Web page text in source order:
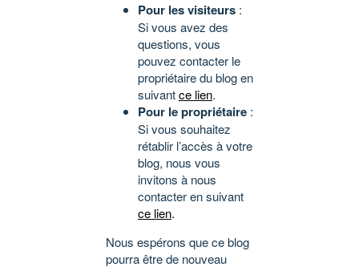
Pour les visiteurs :
Si vous avez des
questions, vous
pouvez contacter le
propriétaire du blog en
suivantce lien.
Pour le propriétaire :
Si vous souhaitez
rétablir l’accès à votre
blog, nous vous
invitons à nous
contacter en suivant
ce lien.
Nous espérons que ce blog
pourra être de nouveau